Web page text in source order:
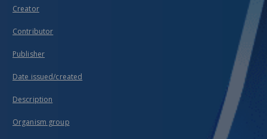
Creator
Contributor
Publisher
Date issued/created
Description
Organism group